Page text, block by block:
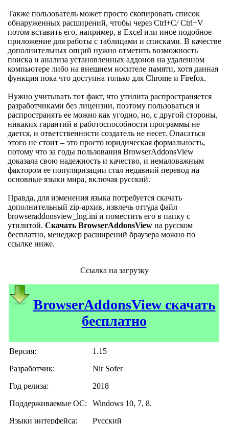
Также пользователь может просто скопировать список
обнаруженных расширений, чтобы через Ctrl+C/ Ctrl+V
потом вставить его, например, в Excel или иное подобное
приложение для работы с таблицами и списками. В качестве
дополнительных опций нужно отметить возможность
поиска и анализа установленных аддонов на удаленном
компьютере либо на внешнем носителе памяти, хотя данная
функция пока что доступна только для Chrome и Firefox.
Нужно учитывать тот факт, что утилита распространяется
разработчиками без лицензии, поэтому пользоваться и
распространять ее можно как угодно, но, с другой стороны,
никаких гарантий в работоспособности программы не
дается, и ответственности создатель не несет. Опасаться
этого не стоит – это просто юридическая формальность,
потому что за годы пользования BrowserAddonsView
доказала свою надежность и качество, и немаловажным
фактором ее популяризации стал недавний перевод на
основные языки мира, включая русский.
Правда, для изменения языка потребуется скачать
дополнительный zip-архив, извлечь оттуда файл
browseraddonsview_lng.ini и поместить его в папку с
утилитой. Скачать BrowserAddonsView на русском
бесплатно, менеджер расширений браузера можно по
ссылке ниже.
Ссылка на загрузку
BrowserAddonsView скачать
бесплатно
Версия:
1.15
Разработчик:
Nir Sofer
Год релиза:
2018
Поддерживаемые ОС:
Windows 10, 7, 8.
Языки интерфейса:
Русский